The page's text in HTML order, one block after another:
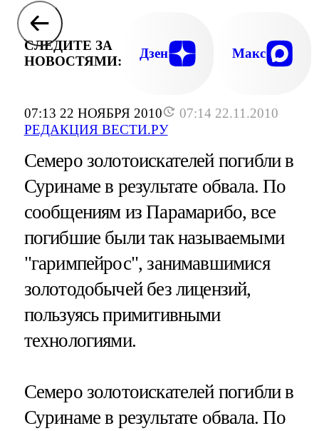
07:13 22 НОЯБРЯ 2010
07:14 22.11.2010
РЕДАКЦИЯ ВЕСТИ.РУ
СЛЕДИТЕ ЗА
НОВОСТЯМИ:
Дзен Макс
Семеро золотоискателей погибли в
Суринаме в результате обвала. По
сообщениям из Парамарибо, все
погибшие были так называемыми
"гаримпейрос", занимавшимися
золотодобычей без лицензий,
пользуясь примитивными
технологиями.
Семеро золотоискателей погибли в
Суринаме в результате обвала. По